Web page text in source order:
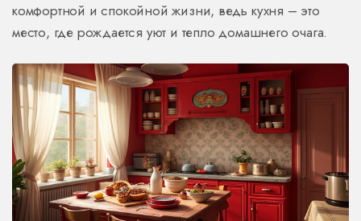
комфортной и спокойной жизни, ведь кухня – это
место, где рождается уют и тепло домашнего очага.